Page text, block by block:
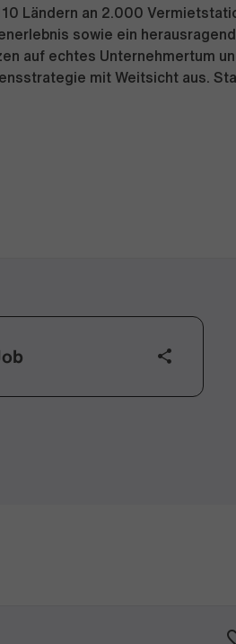
Ländern an 2.000
sowie ein
auf echtes Unternehmertum
mit Weitsicht aus.